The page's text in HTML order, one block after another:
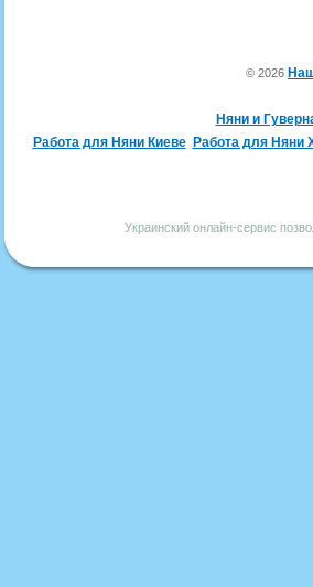
© 2026
Няни и
Работа для Няни Киеве
Работа для Няни
Украинский онлайн-сервис